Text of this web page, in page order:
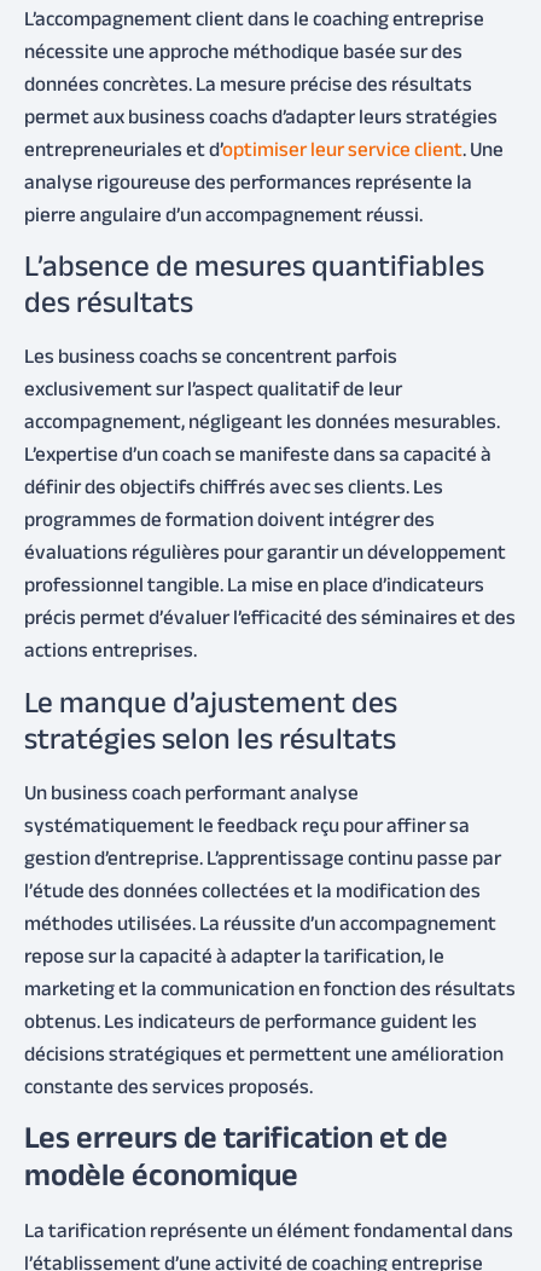
L’accompagnement client dans le coaching entreprise
nécessite une approche méthodique basée sur des
données concrètes. La mesure précise des résultats
permet aux business coachs d’adapter leurs stratégies
entrepreneuriales et d’optimiser leur service client. Une
analyse rigoureuse des performances représente la
pierre angulaire d’un accompagnement réussi.
L’absence de mesures quantifiables
des résultats
Les business coachs se concentrent parfois
exclusivement sur l’aspect qualitatif de leur
accompagnement, négligeant les données mesurables.
L’expertise d’un coach se manifeste dans sa capacité à
définir des objectifs chiffrés avec ses clients. Les
programmes de formation doivent intégrer des
évaluations régulières pour garantir un développement
professionnel tangible. La mise en place d’indicateurs
précis permet d’évaluer l’efficacité des séminaires et des
actions entreprises.
Le manque d’ajustement des
stratégies selon les résultats
Un business coach performant analyse
systématiquement le feedback reçu pour affiner sa
gestion d’entreprise. L’apprentissage continu passe par
l’étude des données collectées et la modification des
méthodes utilisées. La réussite d’un accompagnement
repose sur la capacité à adapter la tarification, le
marketing et la communication en fonction des résultats
obtenus. Les indicateurs de performance guident les
décisions stratégiques et permettent une amélioration
constante des services proposés.
Les erreurs de tarification et de
modèle économique
La tarification représente un élément fondamental dans